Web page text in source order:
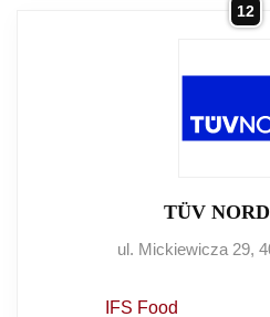
12
TÜV
ul. Mickiewicza 29,
IFS Food